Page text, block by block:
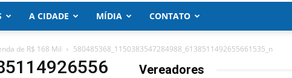
A CIDADE MÍDIA CONTATO
de R$ 168 Mil 580485368_1150383547284988_6138511492655661535_n
Vereadores